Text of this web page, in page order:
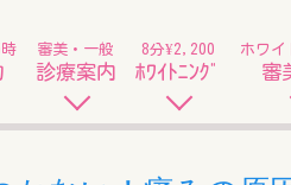
審美・一般
診療案内
8分¥2,200
ﾎﾜｲﾄﾆﾝｸﾞ
ホワイ
審